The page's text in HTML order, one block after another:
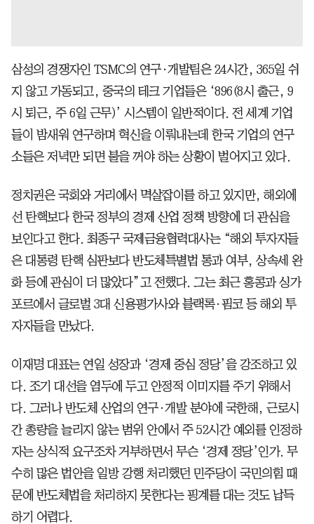
삼성의 경쟁자인 TSMC의 연구·개발팀은 24시간, 365일 쉬
지 않고 가동되고, 중국의 테크 기업들은 ‘896(8시 출근, 9
시 퇴근, 주 6일 근무)’ 시스템이 일반적이다. 전 세계 기업
들이 밤새워 연구하며 혁신을 이뤄내는데 한국 기업의 연구
소들은 저녁만 되면 불을 꺼야 하는 상황이 벌어지고 있다.
정치권은 국회와 거리에서 멱살잡이를 하고 있지만, 해외에
선 탄핵보다 한국 정부의 경제 산업 정책 방향에 더 관심을
보인다고 한다. 최종구 국제금융협력대사는 “해외 투자자들
은 대통령 탄핵 심판보다 반도체특별법 통과 여부, 상속세 완
화 등에 관심이 더 많았다”고 전했다. 그는 최근 홍콩과 싱가
포르에서 글로벌 3대 신용평가사와 블랙록·핌코 등 해외 투
자자들을 만났다.
이재명 대표는 연일 성장과 ‘경제 중심 정당’을 강조하고 있
다. 조기 대선을 염두에 두고 안정적 이미지를 주기 위해서
다. 그러나 반도체 산업의 연구·개발 분야에 국한해, 근로시
간 총량을 늘리지 않는 범위 안에서 주 52시간 예외를 인정하
자는 상식적 요구조차 거부하면서 무슨 ‘경제 정당’인가. 무
수히 많은 법안을 일방 강행 처리했던 민주당이 국민의힘 때
문에 반도체법을 처리하지 못한다는 핑계를 대는 것도 납득
하기 어렵다.